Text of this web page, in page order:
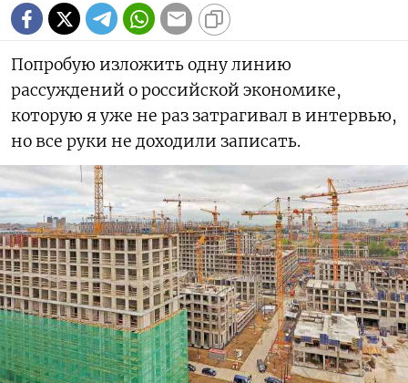
Попробую изложить одну линию
рассуждений о российской экономике,
которую я уже не раз затрагивал в интервью,
но все руки не доходили записать.